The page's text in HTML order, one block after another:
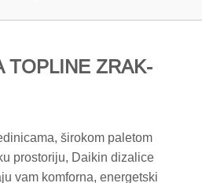
TOPLINE ZRAK-
širokom paletom
prostoriju, Daikin dizalice
vam komforna, energetski